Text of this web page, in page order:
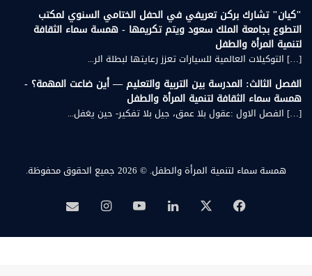
"كيان" تشارك بركن تعريفي في الحفل الختامي السنوي لمكتب
التطوع بجامعة الملك سعود ويتم تكريمها - همسة سماء الثقافة
لتنمية المرأة والطفل
[…] التوكيلات العالمية للسيارات تعزز رعايتها لبطلة الر...
الفصل الثالث: المدرسة بين التربية والتعليم — أين ضاعت المهمة؟ -
همسة سماء الثقافة لتنمية المرأة والطفل
[…] الفصل الاول :عقول بلا عمق، جيل بلا تفكير- حين يغفل...
همسة سماء لتنمية المرأة والطفل. © 2026 جميع الحقوق محفوظة.
فيسبوك لينكدإن‫YouTubeانستقرامبريد
همسة